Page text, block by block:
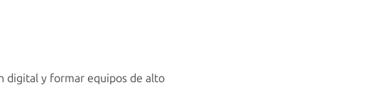
digital y formar equipos de alto